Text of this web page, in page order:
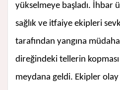
yükselmeye başladı. İhbar
sağlık ve itfaiye ekipleri
tarafından yangına
direğindeki tellerin
meydana geldi. Ekipler